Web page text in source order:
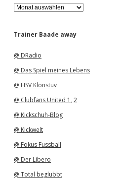
A
r
h
Trainer Baade away
@ DRadio
@ Das Spiel meines Lebens
@ HSV Klönstuv
@ Clubfans United 1 , 2
@ Kickschuh-Blog
@ Kickwelt
@ Fokus Fussball
@ Der Libero
@ Total beglubbt